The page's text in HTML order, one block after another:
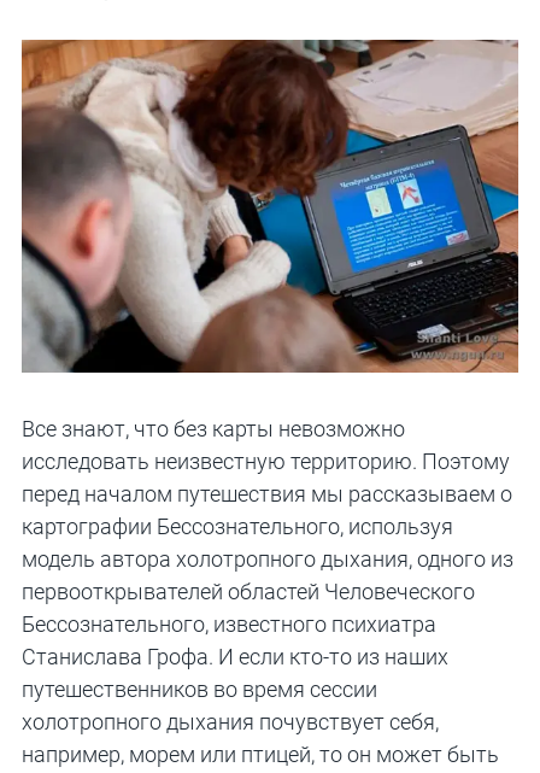
Все знают, что без карты невозможно
исследовать неизвестную территорию. Поэтому
перед началом путешествия мы рассказываем о
картографии Бессознательного, используя
модель автора холотропного дыхания, одного из
первооткрывателей областей Человеческого
Бессознательного, известного психиатра
Станислава Грофа. И если кто-то из наших
путешественников во время сессии
холотропного дыхания почувствует себя,
например, морем или птицей, то он может быть